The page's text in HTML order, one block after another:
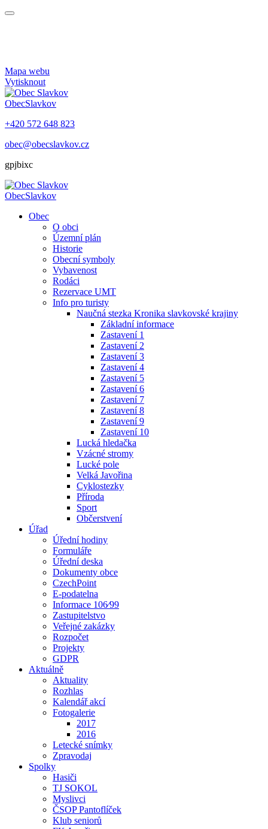
Mapa webu
Vytisknout
ObecSlavkov
+420 572 648 823
obec@obecslavkov.cz
gpjbixc
ObecSlavkov
Obec
O obci
Územní plán
Historie
Obecní symboly
Vybavenost
Rodáci
Rezervace UMT
Info pro turisty
Naučná stezka Kronika slavkovské krajiny
Základní informace
Zastavení 1
Zastavení 2
Zastavení 3
Zastavení 4
Zastavení 5
Zastavení 6
Zastavení 7
Zastavení 8
Zastavení 9
Zastavení 10
Lucká hledačka
Vzácné stromy
Lucké pole
Velká Javořina
Cyklostezky
Příroda
Sport
Občerstvení
Úřad
Úřední hodiny
Formuláře
Úřední deska
Dokumenty obce
CzechPoint
E-podatelna
Informace 106⁄99
Zastupitelstvo
Veřejné zakázky
Rozpočet
Projekty
GDPR
Aktuálně
Aktuality
Rozhlas
Kalendář akcí
Fotogalerie
2017
2016
Letecké snímky
Zpravodaj
Spolky
Hasiči
TJ SOKOL
Myslivci
ČSOP Pantoflíček
Klub seniorů